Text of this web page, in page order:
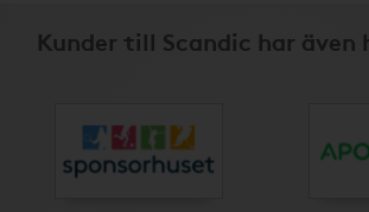
Kunder till Scandic har även